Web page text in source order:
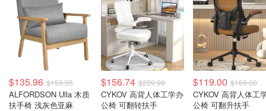
$135.96 $159.95
ALFORDSON Ulla 木质
扶手椅 浅灰色亚麻
$156.74 $229.99
CYKOV 高背人体工学办
公椅 可翻转扶手
$119.00 $169.00
CYKOV 高背人体工
公椅 可翻升扶手